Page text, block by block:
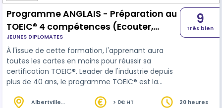
Programme ANGLAIS - Préparation au
TOEIC® 4 compétences (Ecouter,
Parler, Lire et Ecrire)
JEUNES DIPLOMATES
À l'issue de cette formation, l'apprenant aura
toutes les cartes en mains pour réussir sa
certification TOEIC®. Leader de l'industrie depuis
plus de 40 ans, le programme TOEIC® est la
compétences en langue anglaise utilisée dans
9
Très bien
Albertville
> 0€ HT 20 heures